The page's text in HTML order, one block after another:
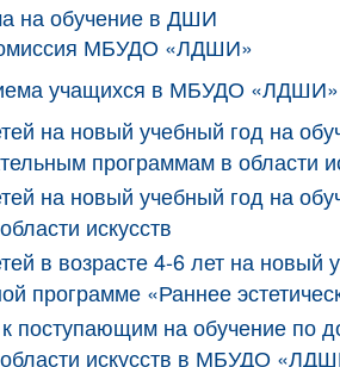
на обучение в ДШИ
МБУДО «ЛДШИ»
учащихся в МБУДО «ЛДШИ»
на новый учебный год на
программам в области
на новый учебный год на
искусств
в возрасте 4-6 лет на
программе «Раннее
поступающим на обучение по
искусств в МБУДО